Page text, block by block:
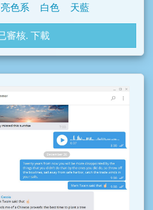
亮色系 白色 天藍
下載